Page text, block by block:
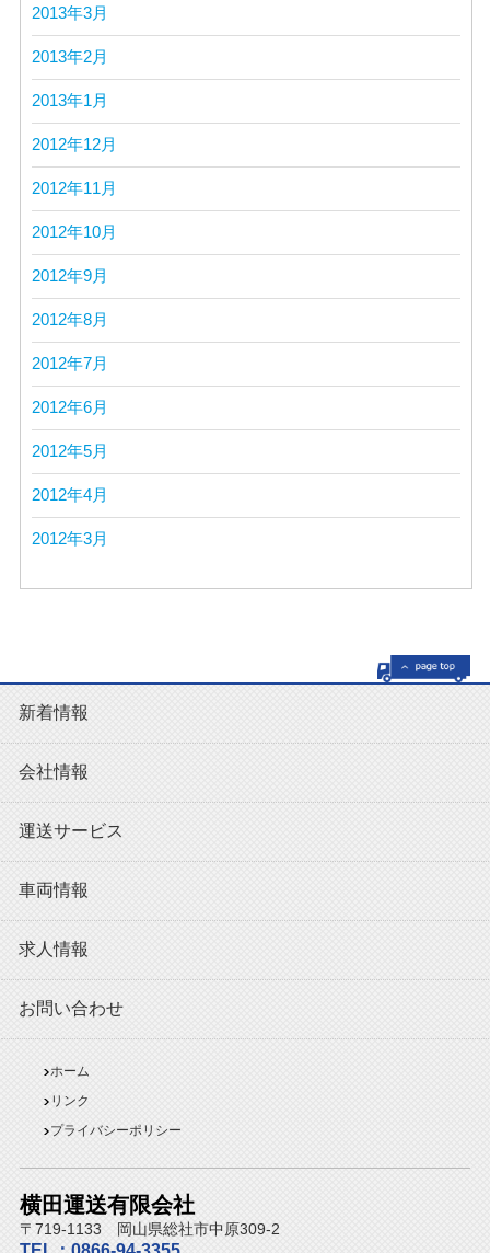
2013年3月
2013年2月
2013年1月
2012年12月
2012年11月
2012年10月
2012年9月
2012年8月
2012年7月
2012年6月
2012年5月
2012年4月
2012年3月
新着情報
会社情報
運送サービス
車両情報
求人情報
お問い合わせ
ホーム
リンク
プライバシーポリシー
横田運送有限会社
〒719-1133 岡山県総社市中原309-2